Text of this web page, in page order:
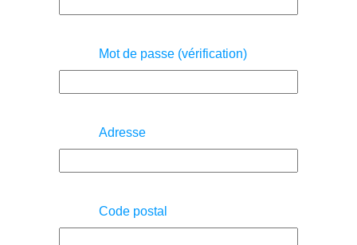
Mot de passe (vérification)
Adresse
Code postal